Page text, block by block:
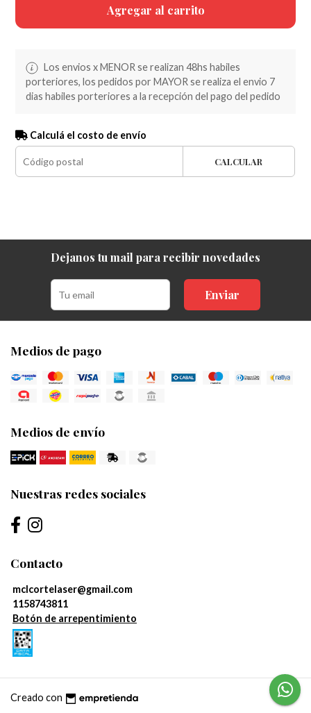
Agregar al carrito
Los envios x MENOR se realizan 48hs habiles
porteriores, los pedidos por MAYOR se realiza el envio 7
dias habiles porteriores a la recepción del pago del pedido
Calculá el costo de envío
CALCULAR
Dejanos tu mail para recibir novedades
Enviar
Medios de pago
Medios de envío
Nuestras redes sociales
Contacto
mclcortelaser@gmail.com
1158743811
Botón de arrepentimiento
Creado con